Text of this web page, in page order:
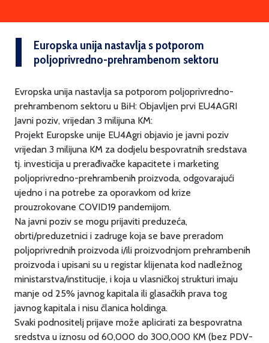
Europska unija nastavlja s potporom
poljoprivredno-prehrambenom sektoru
Evropska unija nastavlja sa potporom poljoprivredno-
prehrambenom sektoru u BiH: Objavljen prvi EU4AGRI
Javni poziv, vrijedan 3 milijuna KM:
Projekt Europske unije EU4Agri objavio je javni poziv
vrijedan 3 milijuna KM za dodjelu bespovratnih sredstava
tj. investicija u prerađivačke kapacitete i marketing
poljoprivredno-prehrambenih proizvoda, odgovarajući
ujedno i na potrebe za oporavkom od krize
prouzrokovane COVID19 pandemijom.
Na javni poziv se mogu prijaviti preduzeća,
obrti/preduzetnici i zadruge koja se bave preradom
poljoprivrednih proizvoda i/ili proizvodnjom prehrambenih
proizvoda i upisani su u registar klijenata kod nadležnog
ministarstva/institucije, i koja u vlasničkoj strukturi imaju
manje od 25% javnog kapitala ili glasačkih prava tog
javnog kapitala i nisu članica holdinga.
Svaki podnositelj prijave može aplicirati za bespovratna
sredstva u iznosu od 60,000 do 300,000 KM (bez PDV-